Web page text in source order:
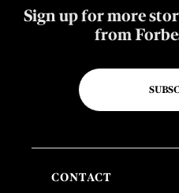
Sign up for more
from
CONTACT